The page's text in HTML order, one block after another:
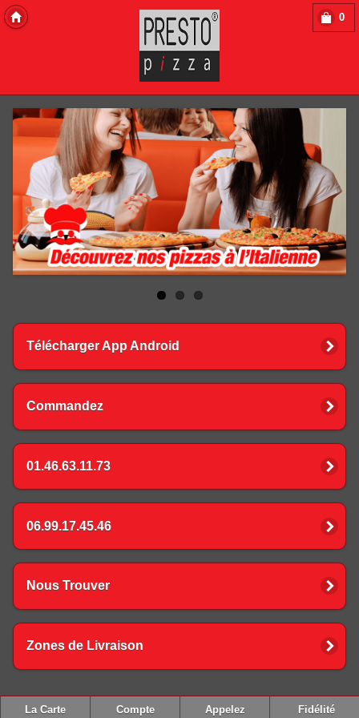
0
Télécharger App Android
Commandez
01.46.63.11.73
06.99.17.45.46
Nous Trouver
Zones de Livraison
La Carte Compte Appelez Fidélité
Copyright 2013 Des-Click Com